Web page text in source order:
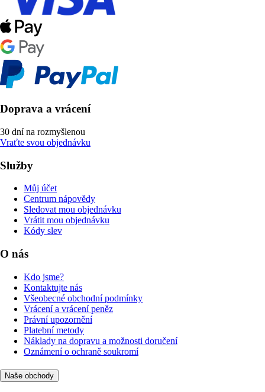
Doprava a vrácení
30 dní na rozmyšlenou
Vraťte svou objednávku
Služby
Můj účet
Centrum nápovědy
Sledovat mou objednávku
Vrátit mou objednávku
Kódy slev
O nás
Kdo jsme?
Kontaktujte nás
Všeobecné obchodní podmínky
Vrácení a vrácení peněz
Právní upozornění
Platební metody
Náklady na dopravu a možnosti doručení
Oznámení o ochraně soukromí
Naše obchody